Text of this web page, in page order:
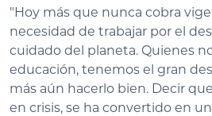
"Hoy más que nunca cobra
necesidad de trabajar por el
cuidado del planeta. Quienes
educación, tenemos el gran
más aún hacerlo bien. Decir
en crisis, se ha convertido en